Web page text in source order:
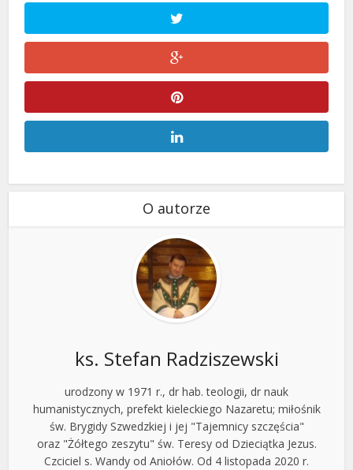
O autorze
ks. Stefan Radziszewski
urodzony w 1971 r., dr hab. teologii, dr nauk
humanistycznych, prefekt kieleckiego Nazaretu; miłośnik
św. Brygidy Szwedzkiej i jej "Tajemnicy szczęścia"
oraz "Żółtego zeszytu" św. Teresy od Dzieciątka Jezus.
Czciciel s. Wandy od Aniołów. Od 4 listopada 2020 r.